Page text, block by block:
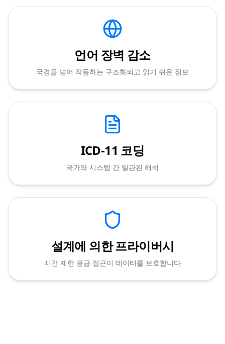
언어 장벽 감소
국경을 넘어 작동하는 구조화되고 읽기 쉬운 정보
ICD-11 코딩
국가와 시스템 간 일관된 해석
설계에 의한 프라이버시
시간 제한 응급 접근이 데이터를 보호합니다